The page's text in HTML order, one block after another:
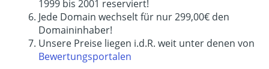
1999 bis 2001 reserviert!
Jede Domain wechselt für nur 299,00€ den
Domaininhaber!
Unsere Preise liegen i.d.R. weit unter denen von
Bewertungsportalen